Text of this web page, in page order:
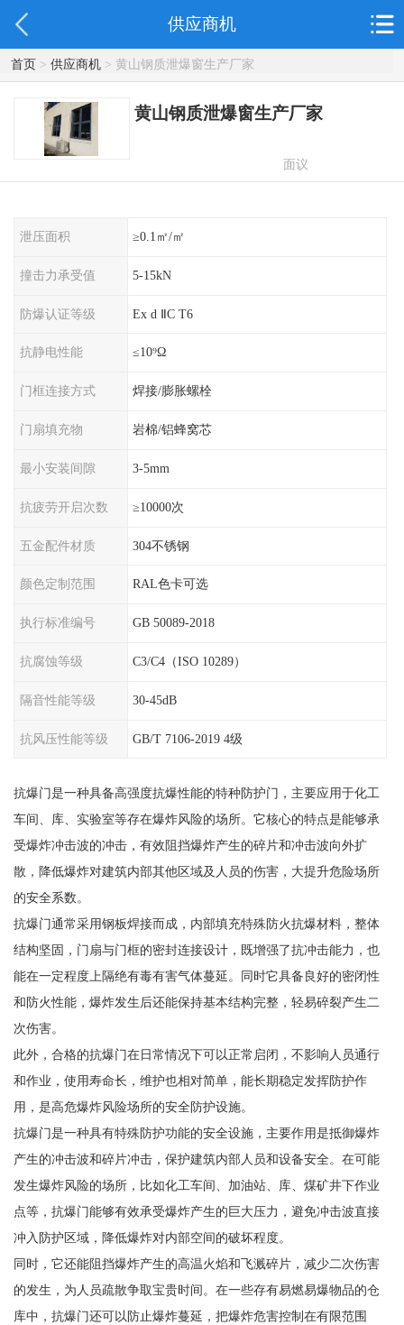
供应商机
首页> 供应商机> 黄山钢质泄爆窗生产厂家
黄山钢质泄爆窗生产厂家
面议
泄压面积 ≥0.1㎡/㎡
撞击力承受值 5-15kN
防爆认证等级 Ex d ⅡC T6
抗静电性能 ≤10⁹Ω
门框连接方式 焊接/膨胀螺栓
门扇填充物 岩棉/铝蜂窝芯
最小安装间隙 3-5mm
抗疲劳开启次数 ≥10000次
五金配件材质 304不锈钢
颜色定制范围 RAL色卡可选
执行标准编号 GB 50089-2018
抗腐蚀等级 C3/C4（ISO 10289）
隔音性能等级 30-45dB
抗风压性能等级 GB/T 7106-2019 4级
抗爆门是一种具备高强度抗爆性能的特种防护门，主要应用于化工
车间、库、实验室等存在爆炸风险的场所。它核心的特点是能够承
受爆炸冲击波的冲击，有效阻挡爆炸产生的碎片和冲击波向外扩
散，降低爆炸对建筑内部其他区域及人员的伤害，大提升危险场所
的安全系数。
抗爆门通常采用钢板焊接而成，内部填充特殊防火抗爆材料，整体
结构坚固，门扇与门框的密封连接设计，既增强了抗冲击能力，也
能在一定程度上隔绝有毒有害气体蔓延。同时它具备良好的密闭性
和防火性能，爆炸发生后还能保持基本结构完整，轻易碎裂产生二
次伤害。
此外，合格的抗爆门在日常情况下可以正常启闭，不影响人员通行
和作业，使用寿命长，维护也相对简单，能长期稳定发挥防护作
用，是高危爆炸风险场所的安全防护设施。
抗爆门是一种具有特殊防护功能的安全设施，主要作用是抵御爆炸
产生的冲击波和碎片冲击，保护建筑内部人员和设备安全。在可能
发生爆炸风险的场所，比如化工车间、加油站、库、煤矿井下作业
点等，抗爆门能够有效承受爆炸产生的巨大压力，避免冲击波直接
冲入防护区域，降低爆炸对内部空间的破坏程度。
同时，它还能阻挡爆炸产生的高温火焰和飞溅碎片，减少二次伤害
的发生，为人员疏散争取宝贵时间。在一些存有易燃易爆物品的仓
库中，抗爆门还可以防止爆炸蔓延，把爆炸危害控制在有限范围